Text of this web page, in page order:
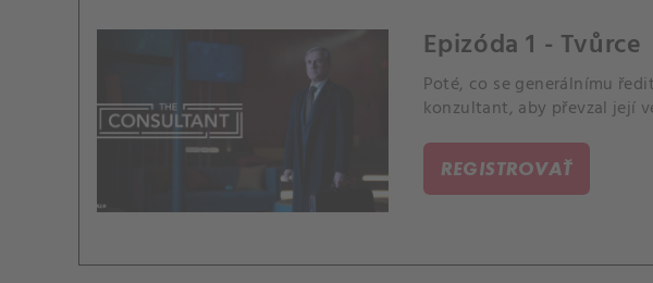
Epizóda 1 - Tvůrce
Poté, co se generálnímu
konzultant, aby převzal její
REGISTROVAŤ